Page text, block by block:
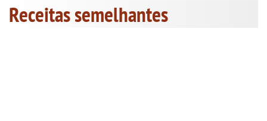
Receitas semelhantes